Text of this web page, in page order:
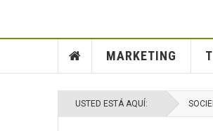
MARKETING
USTED ESTÁ AQUÍ: